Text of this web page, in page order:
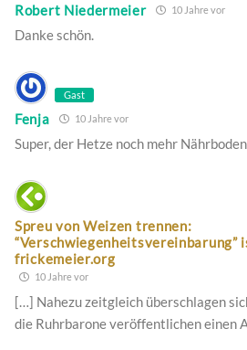
Robert Niedermeier 10 Jahre vor
Danke schön.
Gast
Fenja 10 Jahre vor
Super, der Hetze noch mehr
Spreu von Weizen trennen:
“Verschwiegenheitsvereinbarung”
frickemeier.org
10 Jahre vor
[…] Nahezu zeitgleich überschlagen
die Ruhrbarone veröffentlichen einen